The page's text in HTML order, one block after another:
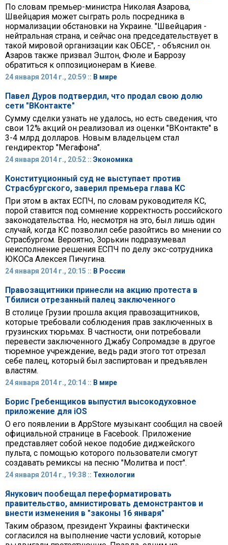
По словам премьер-министра Николая Азарова,
Швейцария может сыграть роль посредника в
нормализации обстановки на Украине. "Швейцария -
нейтральная страна, и сейчас она председательствует в
такой мировой организации как ОБСЕ", - объяснил он.
Азаров также призвал Эштон, Фюле и Баррозу
обратиться к оппозиционерам в Киеве.
24 января 2014 г., 20:59 :: В мире
Павел Дуров подтвердил, что продал свою долю
сети "ВКонтакте"
Сумму сделки узнать не удалось, но есть сведения, что
свои 12% акций он реализовал из оценки "ВКонтакте" в
3-4 млрд долларов. Новым владельцем стал
гендиректор "Мегафона".
24 января 2014 г., 20:52 :: Экономика
Конституционный суд не выступает против
Страсбургского, заверил премьера глава КС
При этом в актах ЕСПЧ, по словам руководителя КС,
порой ставится под сомнение корректность российского
законодательства. Но, несмотря на это, был лишь один
случай, когда КС позволил себе разойтись во мнении со
Страсбургом. Вероятно, Зорькин подразумевал
неисполнение решения ЕСПЧ по делу экс-сотрудника
ЮКОСа Алексея Пичугина.
24 января 2014 г., 20:15 :: В России
Правозащитники принесли на акцию протеста в
Тбилиси отрезанный палец заключенного
В столице Грузии прошла акция правозащитников,
которые требовали соблюдения прав заключенных в
грузинских тюрьмах. В частности, они потребовали
перевести заключенного Джабу Сопромадзе в другое
тюремное учреждение, ведь ради этого тот отрезал
себе палец, который был заспиртован и предъявлен
властям.
24 января 2014 г., 20:14 :: В мире
Борис Гребенщиков выпустил высокодуховное
приложение для iOS
О его появлении в AppStore музыкант сообщил на своей
официальной странице в Facebook. Приложение
представляет собой некое подобие диджейского
пульта, с помощью которого пользователи смогут
создавать ремиксы на песню "Молитва и пост".
24 января 2014 г., 19:38 :: Технологии
Янукович пообещал переформатировать
правительство, амнистировать демонстрантов и
внести изменения в "законы 16 января"
Таким образом, президент Украины фактически
согласился на выполнение части условий, которые